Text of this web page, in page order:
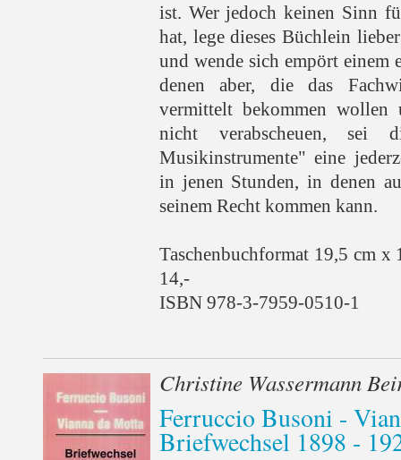
ist. Wer jedoch keinen Sinn
hat, lege dieses Büchlein
und wende sich empört einem
denen aber, die das
vermittelt bekommen wollen
nicht verabscheuen, sei
Musikinstrumente" eine
in jenen Stunden, in denen
seinem Recht kommen kann.
Taschenbuchformat 19,5 cm
14,-
ISBN 978-3-7959-0510-1
Christine Wassermann
Ferruccio Busoni -
Briefwechsel 1898 -